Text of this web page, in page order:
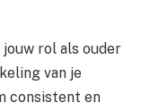
rol als ouder
van je
consistent en